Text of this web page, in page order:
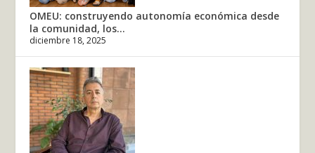
OMEU: construyendo autonomía económica desde
la comunidad, los...
diciembre 18, 2025